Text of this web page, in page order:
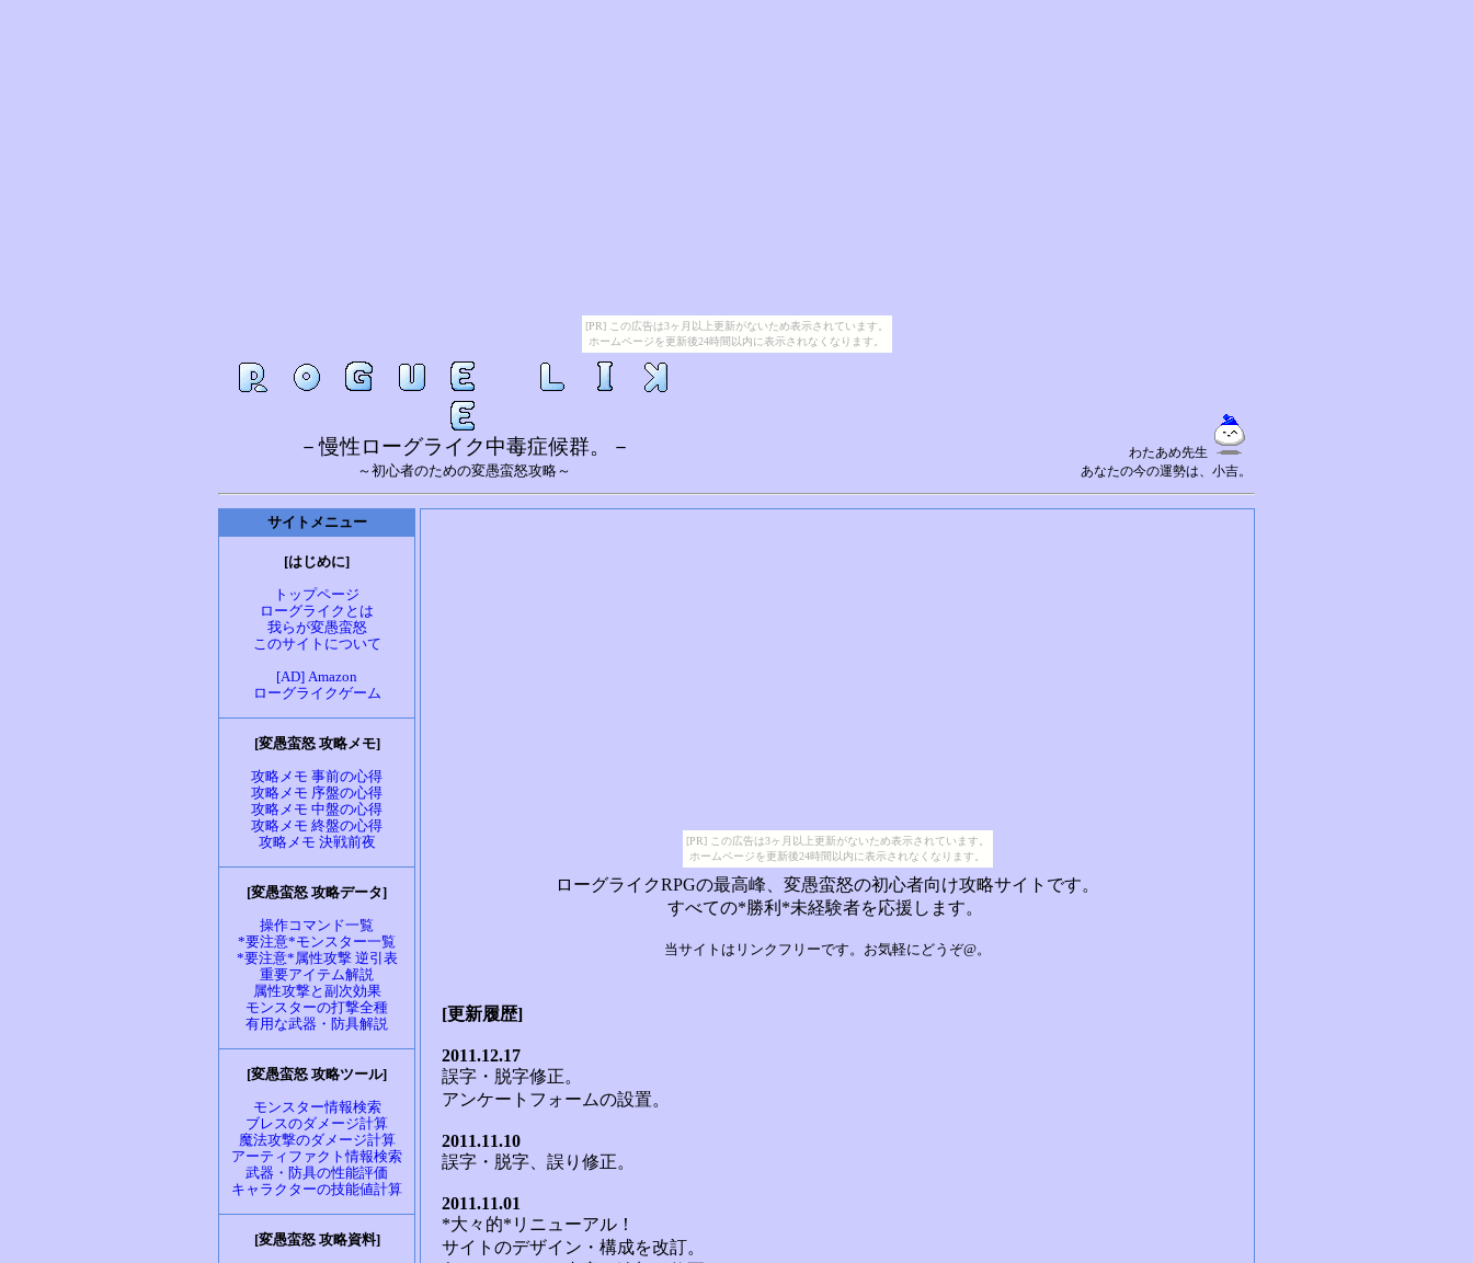
[PR] この広告は3ヶ月以上更新がないため表示されています。
ホームページを更新後24時間以内に表示されなくなります。
－慢性ローグライク中毒症候群。－
～初心者のための変愚蛮怒攻略～
わたあめ先生
あなたの今の運勢は、小吉。
サイトメニュー
[はじめに]
トップページ
ローグライクとは
我らが変愚蛮怒
このサイトについて
[AD] Amazon
ローグライクゲーム
[変愚蛮怒 攻略メモ]
攻略メモ 事前の心得
攻略メモ 序盤の心得
攻略メモ 中盤の心得
攻略メモ 終盤の心得
攻略メモ 決戦前夜
[変愚蛮怒 攻略データ]
操作コマンド一覧
*要注意*モンスター一覧
*要注意*属性攻撃 逆引表
重要アイテム解説
属性攻撃と副次効果
モンスターの打撃全種
有用な武器・防具解説
[変愚蛮怒 攻略ツール]
モンスター情報検索
ブレスのダメージ計算
魔法攻撃のダメージ計算
アーティファクト情報検索
武器・防具の性能評価
キャラクターの技能値計算
[変愚蛮怒 攻略資料]